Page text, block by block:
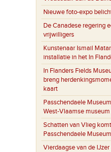
Nieuwe foto-expo
De Canadese regering
vrijwilligers
Kunstenaar Ismail
installatie in het In
In Flanders Fields
breng
kaart
Passchendaele
West-Vlaamse
Schatten van Vlieg
Passchendaele Museum
Vierdaagse van de